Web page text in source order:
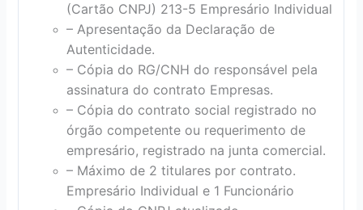
(Cartão CNPJ) 213-5 Empresário Individual
– Apresentação da Declaração de
Autenticidade.
– Cópia do RG/CNH do responsável pela
assinatura do contrato Empresas.
– Cópia do contrato social registrado no
órgão competente ou requerimento de
empresário, registrado na junta comercial.
– Máximo de 2 titulares por contrato.
Empresário Individual e 1 Funcionário